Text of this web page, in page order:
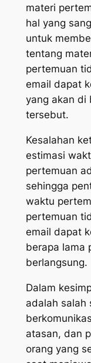
materi
hal yang
untuk
tentang
pertemuan
email dapat
yang akan di
tersebut.
Kesalahan
estimasi
pertemuan
sehingga
waktu
pertemuan
email dapat
berapa lama
berlangsung.
Dalam
adalah salah
atasan, dan
orang yang